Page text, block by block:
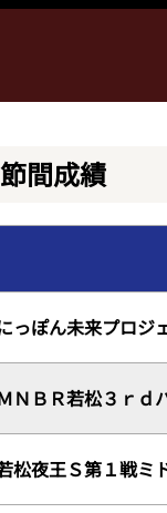
検タイムランキング
ボートランキ
出目データ
間成績
っぽん未来プロジ
ＮＢＲ若松３ｒｄ
松夜王Ｓ第１戦ミ